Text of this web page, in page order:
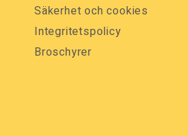
Säkerhet och cookies
Integritetspolicy
Broschyrer